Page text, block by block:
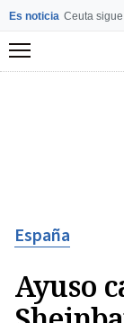
Es noticia Ceuta
Menú
España
Ayuso